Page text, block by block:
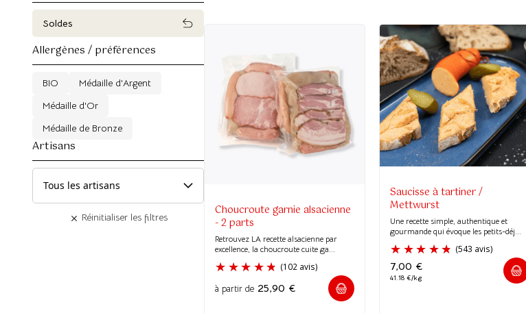
Soldes
Allergènes / préférences
BIO
Médaille d'Argent
Médaille d'Or
Médaille de Bronze
Artisans
Réinitialiser les filtres Choucroute garnie alsacienne
- 2 parts
Retrouvez LA recette alsacienne par
excellence, la choucroute cuite ga...
à partir de 25,90 €
Saucisse à tartiner /
Mettwurst
Une recette simple, authentique et
gourmande qui évoque les petits-déj...
7,00 €
41.18 €/kg